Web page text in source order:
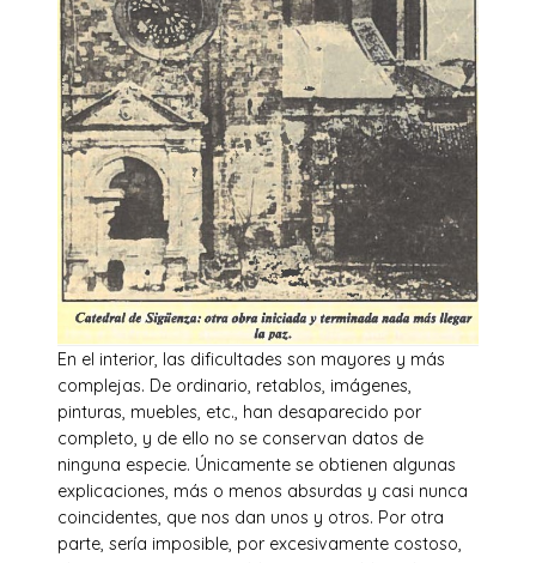
En el interior, las dificultades son mayores y más
complejas. De ordinario, retablos, imágenes,
pinturas, muebles, etc., han desaparecido por
completo, y de ello no se conservan datos de
ninguna especie. Únicamente se obtienen algunas
explicaciones, más o menos absurdas y casi nunca
coincidentes, que nos dan unos y otros. Por otra
parte, sería imposible, por excesivamente costoso,